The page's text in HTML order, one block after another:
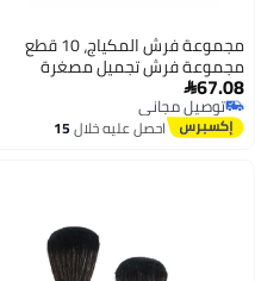
مجموعة فرش المكياج، 10 قطع
مجموعة فرش تجميل مصغرة
كاملة الوظائف سهلة الحمل،
فرشاة ظلال العيون لدمج الكونسيلر
والحواجب والرموش وكحل العيون،
67.08
توصيل مجاني
توصيل مجانياحصل عليه خلال15